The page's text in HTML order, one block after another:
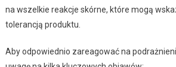
na wszelkie reakcje skórne, które mogą
tolerancją produktu.
Aby odpowiednio zareagować na